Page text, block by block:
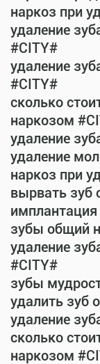
наркоз при
удаление
#CITY#
удаление
#CITY#
сколько
наркозом
удаление
удаление
наркоз при
вырвать зуб
зубы общий
удаление
#CITY#
зубы
удалить зуб
удаление
сколько
наркозом